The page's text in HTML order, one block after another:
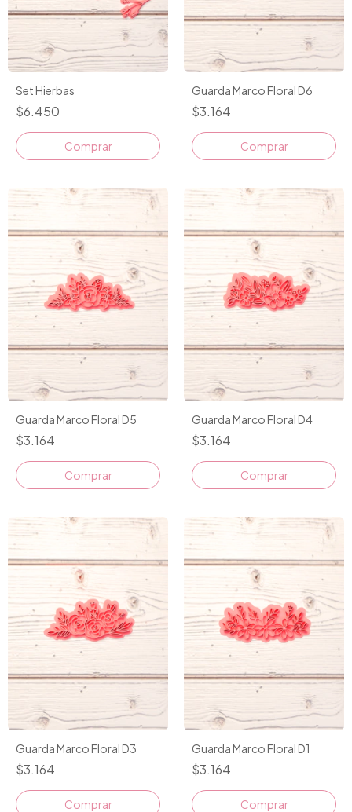
Set Hierbas
$6.450
Guarda Marco Floral D6
$3.164
Comprar
Guarda Marco Floral D5
$3.164
Comprar
Guarda Marco Floral D4
$3.164
Comprar
Guarda Marco Floral D3
$3.164
Comprar
Guarda Marco Floral D1
$3.164
Comprar